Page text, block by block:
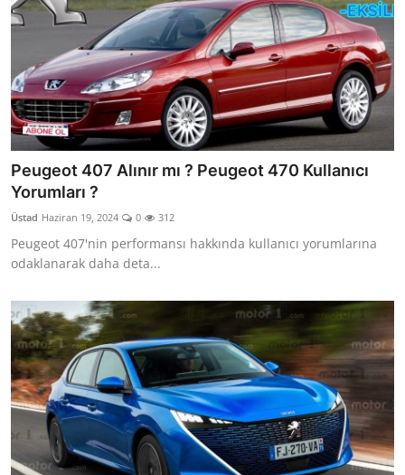
Peugeot 407 Alınır mı ? Peugeot 470 Kullanıcı
Yorumları ?
Üstad Haziran 19, 2024 0 312
Peugeot 407'nin performansı hakkında kullanıcı yorumlarına
odaklanarak daha deta...